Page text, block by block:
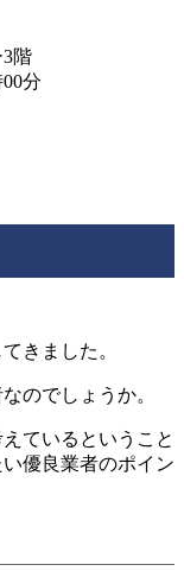
階
分
きました。
のでしょうか。
ているということ
優良業者のポイン